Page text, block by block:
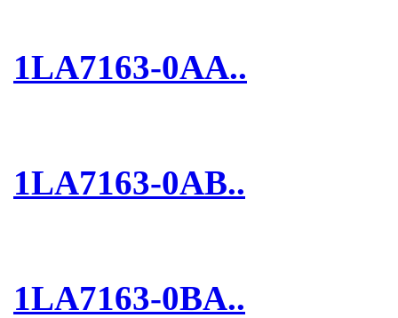
1LA7163-0AA..
1LA7163-0AB..
1LA7163-0BA..